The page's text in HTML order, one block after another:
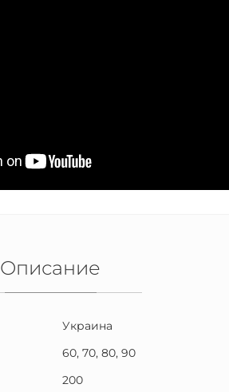
Описание
Украина
60, 70, 80, 90
200